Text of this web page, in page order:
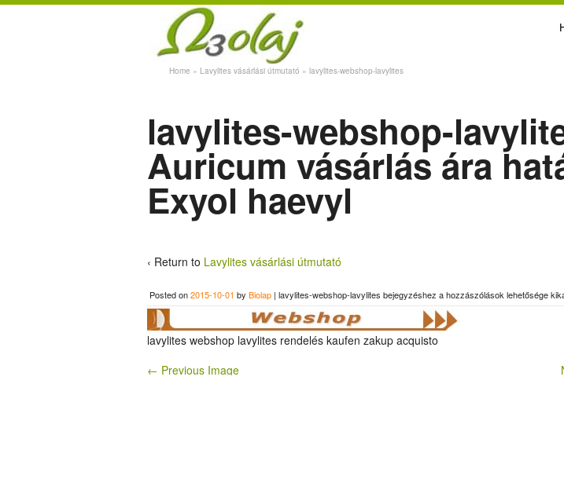
Home » Lavylites vásárlási útmutató » lavylites-webshop-lavylites
lavylites-webshop-
Auricum vásárlás ára
Exyol haevyl
‹ Return to Lavylites vásárlási útmutató
Posted on2015-10-01 by Biolap | lavylites-webshop-lavylites bejegyzéshez a hozzászólások lehetősége
lavylites webshop lavylites rendelés kaufen zakup acquisto
← Previous Image